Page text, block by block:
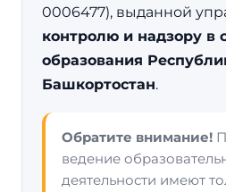
0006477), выданной
контролю и надзору в
образования
Башкортостан.
Обратите внимание!
ведение
деятельности имеют